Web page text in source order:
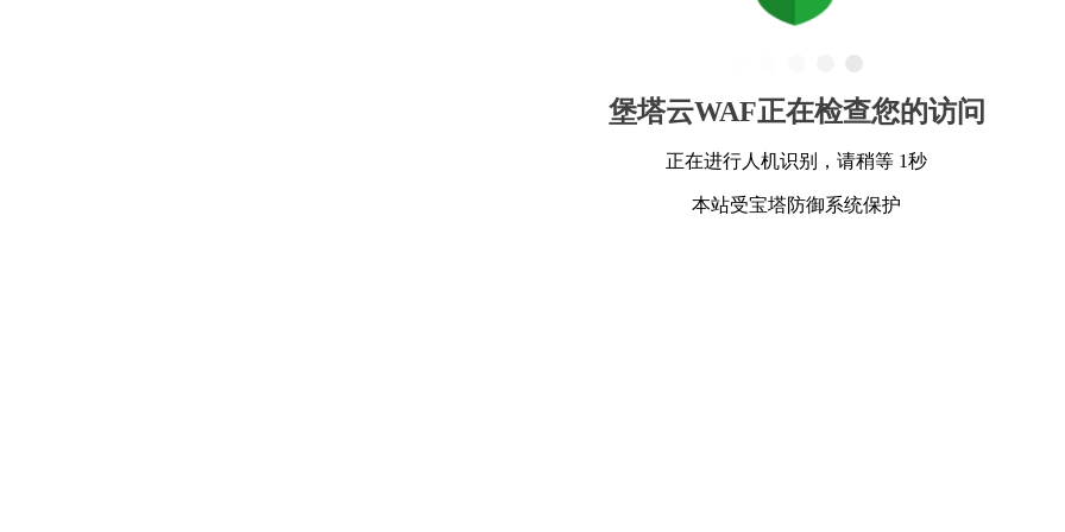
堡塔云WAF正在检查您的访问
正在进行人机识别，请稍等 1秒
本站受宝塔防御系统保护